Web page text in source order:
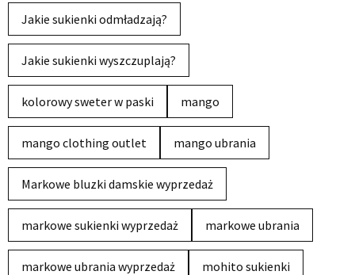
Jakie sukienki odmładzają?
Jakie sukienki wyszczuplają?
kolorowy sweter w paski mango
mango clothing outlet mango ubrania
Markowe bluzki damskie wyprzedaż
markowe sukienki wyprzedaż markowe ubrania
markowe ubrania wyprzedaż mohito sukienki